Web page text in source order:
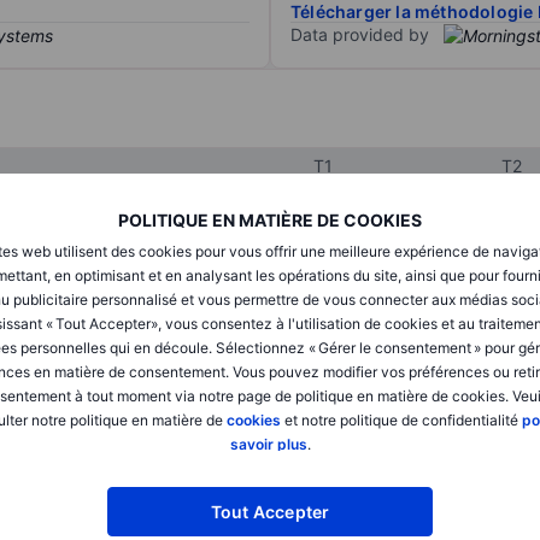
POLITIQUE EN MATIÈRE DE COOKIES
web utilisent des cookies pour vous offrir une meilleure expérience de
en optimisant et en analysant les opérations du site, ainsi que pour
publicitaire personnalisé et vous permettre de vous connecter aux médias
« Tout Accepter», vous consentez à l'utilisation de cookies et au
personnelles qui en découle. Sélectionnez « Gérer le consentement » pour
en matière de consentement. Vous pouvez modifier vos préférences ou
à tout moment via notre page de politique en matière de cookies.
notre politique en matière de cookies et notre politique de confidentialité
savoir plus.
Tout Accepter
Télécharger la méthodologie
Data provided by
T1 T2
XXXXXXX XXXXXXX
XXXXXXX XXXXXXX
XXXXXXX XXXXXXX
XXXXXXX XXXXXXX